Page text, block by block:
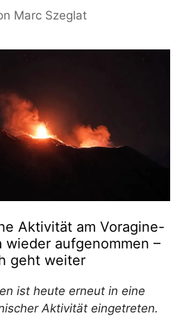
Marc Szeglat
Aktivität am Voragine-
wieder aufgenommen –
geht weiter
ist heute erneut in eine
Aktivität eingetreten.